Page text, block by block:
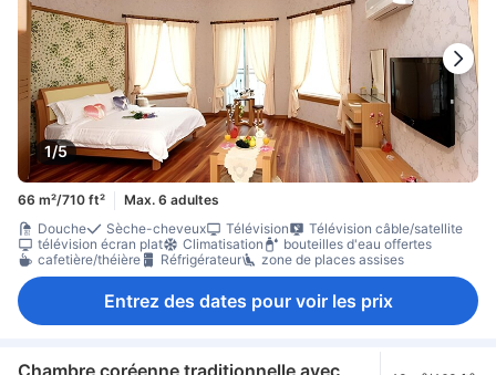
1/5
66 m²/710 ft²
Max. 6 adultes
Douche
Sèche-cheveux Télévision
Télévision câble/satellite
télévision écran plat
Climatisation
bouteilles d'eau offertes
cafetière/théière
Réfrigérateur zone de places assises
Entrez des dates pour voir les prix
Chambre coréenne traditionnelle avec